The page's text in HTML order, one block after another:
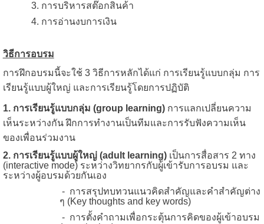
3. การบริหารสต๊อกสินค้า
4. การอ่านงบการเงิน
วิธีการอบรม
การฝึกอบรมนี้จะใช้ 3 วิธีการหลักได้แก่ การเรียนรู้แบบกลุ่ม การ
เรียนรู้แบบผู้ใหญ่ และการเรียนรู้โดยการปฏิบัติ
1. การเรียนรู้แบบกลุ่ม (group learning) การแลกเปลี่ยนความ
เห็นระหว่างกัน ฝึกการทำงานเป็นทีมและการรับฟังความเห็น
ของเพื่อนร่วมงาน
2. การเรียนรู้แบบผู้ใหญ่ (adult learning) เป็นการสื่อสาร 2 ทาง
(interactive mode) ระหว่างวิทยากรกับผู้เข้ารับการอบรม และ
ระหว่างผู้อบรมด้วยกันเอง
- การสรุปทบทวนแนวคิดสำคัญและคำสำคัญต่าง
ๆ (Key thoughts and key words)
- การตั้งคำถามเพื่อกระตุ้นการคิดของผู้เข้าอบรม